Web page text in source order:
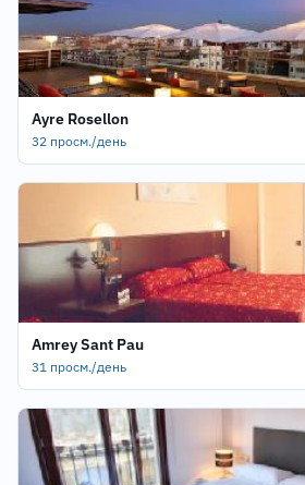
Ayre Rosellon
32 просм./день
Amrey Sant Pau
31 просм./день